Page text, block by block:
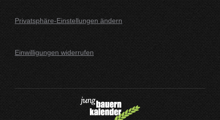
Privatsphäre-Einstellungen ändern
Einwilligungen widerrufen